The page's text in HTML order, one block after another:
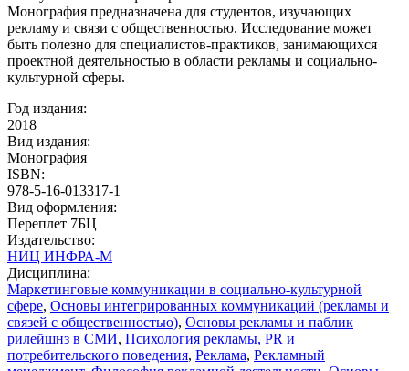
Монография предназначена для студентов, изучающих
рекламу и связи с общественностью. Исследование может
быть полезно для специалистов-практиков, занимающихся
проектной деятельностью в области рекламы и социально-
культурной сферы.
Год издания:
2018
Вид издания:
Монография
ISBN:
978-5-16-013317-1
Вид оформления:
Переплет 7БЦ
Издательство:
НИЦ ИНФРА-М
Дисциплина:
Маркетинговые коммуникации в социально-культурной
сфере, Основы интегрированных коммуникаций (рекламы и
связей с общественностью), Основы рекламы и паблик
рилейшнз в СМИ, Психология рекламы, PR и
потребительского поведения, Реклама, Рекламный